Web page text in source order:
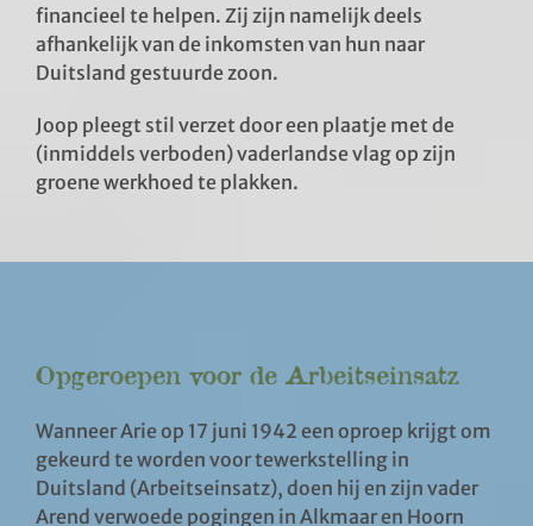
financieel te helpen. Zij zijn namelijk deels
afhankelijk van de inkomsten van hun naar
Duitsland gestuurde zoon.
Joop pleegt stil verzet door een plaatje met de
(inmiddels verboden) vaderlandse vlag op zijn
groene werkhoed te plakken.
Opgeroepen voor de Arbeitseinsatz
Wanneer Arie op 17 juni 1942 een oproep krijgt om
gekeurd te worden voor tewerkstelling in
Duitsland (Arbeitseinsatz), doen hij en zijn vader
Arend verwoede pogingen in Alkmaar en Hoorn